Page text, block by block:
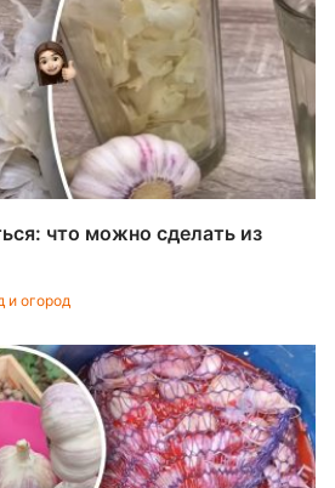
что можно сделать из
и огород